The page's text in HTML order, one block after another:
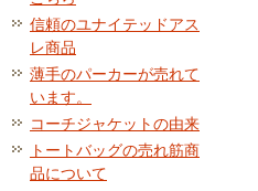
信頼のユナイテッドアス
レ商品
薄手のパーカーが売れて
います。
コーチジャケットの由来
トートバッグの売れ筋商
品について